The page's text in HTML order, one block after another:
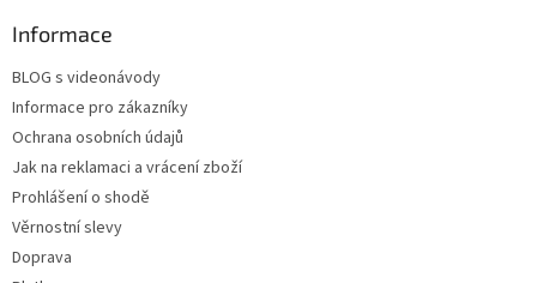
Informace
BLOG s videonávody
Informace pro zákazníky
Ochrana osobních údajů
Jak na reklamaci a vrácení zboží
Prohlášení o shodě
Věrnostní slevy
Doprava